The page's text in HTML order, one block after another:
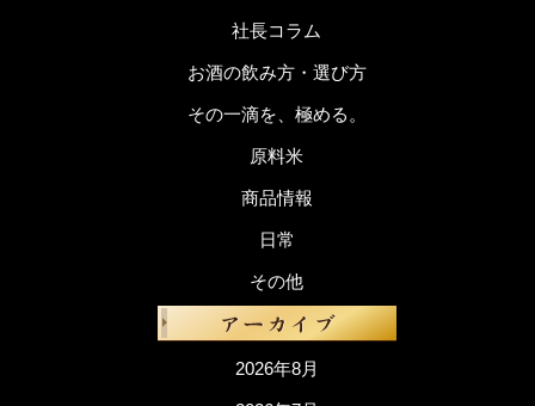
社長コラム
お酒の飲み方・選び方
その一滴を、極める。
原料米
商品情報
日常
その他
2026年8月